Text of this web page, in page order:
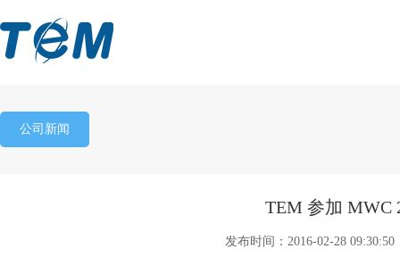
公司新闻
TEM 参加 MWC
发布时间：2016-02-28